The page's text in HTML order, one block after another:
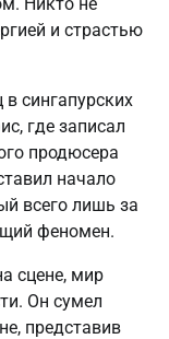
и страстью
сингапурских
где записал
продюсера
начало
всего лишь за
феномен.
сцене, мир
Он сумел
представив